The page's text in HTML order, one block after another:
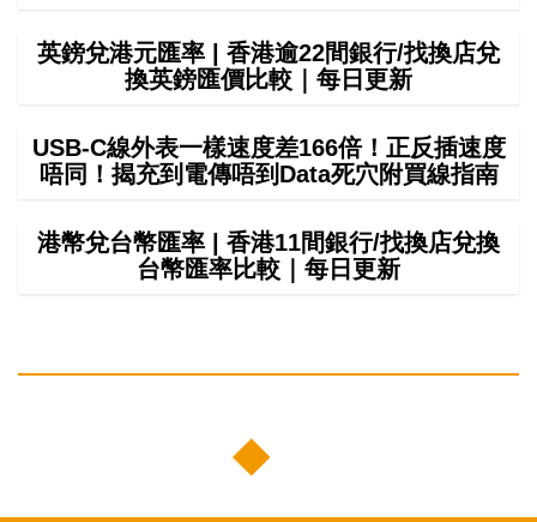
英鎊兌港元匯率 | 香港逾22間銀行/找換店兌
換英鎊匯價比較｜每日更新
USB-C線外表一樣速度差166倍！正反插速度
唔同！揭充到電傳唔到Data死穴附買線指南
港幣兌台幣匯率 | 香港11間銀行/找換店兌換
台幣匯率比較｜每日更新